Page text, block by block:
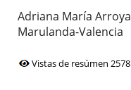
Adriana María
Marulanda-Valencia
Vistas de resúmen